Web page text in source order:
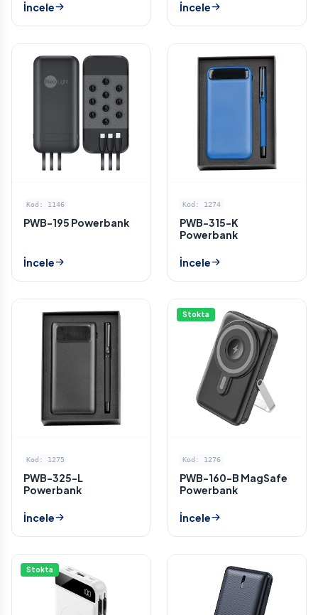
İncele İncele
Kod: 1146
PWB-195 Powerbank
İncele
Kod: 1274
PWB-315-K
Powerbank
İncele
Kod: 1275
PWB-325-L
Powerbank
İncele
Stokta
Kod: 1276
PWB-160-B MagSafe
Powerbank
İncele
Stokta